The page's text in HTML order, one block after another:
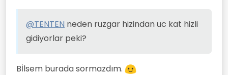
@TENTEN neden ruzgar hizindan uc kat hizli
gidiyorlar peki?
Bİlsem burada sormazdım.